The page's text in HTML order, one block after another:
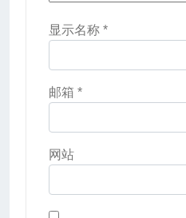
显示名称 *
邮箱 *
网站